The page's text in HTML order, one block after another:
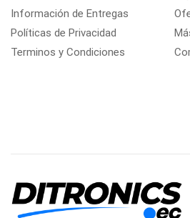
Información de Entregas
Políticas de Privacidad
Terminos y Condiciones